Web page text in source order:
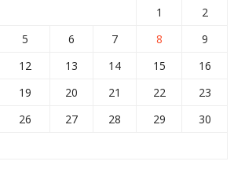
1
2
5 6 7 8
9
12 13 14 15
16
19 20 21 22
23
26 27 28 29
30